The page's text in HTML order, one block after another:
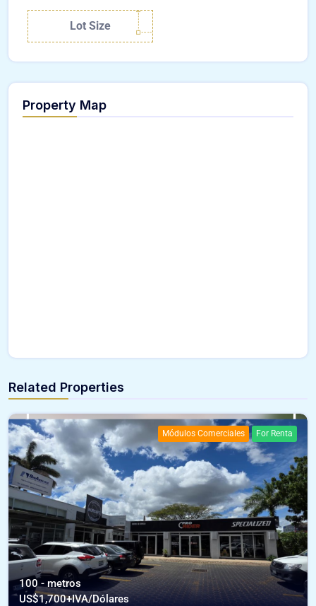
Lot Size
Property Map
Related Properties
Módulos Comerciales For Renta
100 - metros
US$1,700+IVA/Dólares